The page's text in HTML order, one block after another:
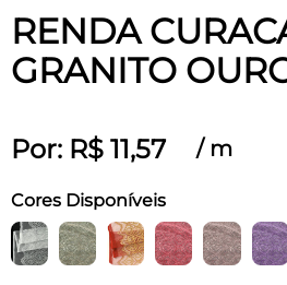
RENDA
GRANITO
Por: R$ 11,57 / m
Cores Disponíveis